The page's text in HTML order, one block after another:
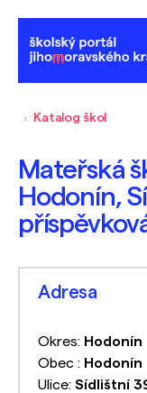
Katalog škol
Mateřská
Hodonín,
Adresa
Okres: Hodonín
Obec : Hodonín
Ulice: Sídlištní